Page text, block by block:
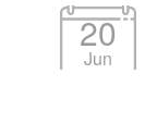
20
Jun